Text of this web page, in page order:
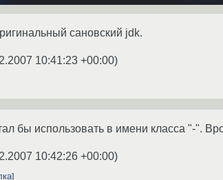
сановский jdk.
10:41:23 +00:00)
бы использовать в имени класса "-".
10:42:26 +00:00)